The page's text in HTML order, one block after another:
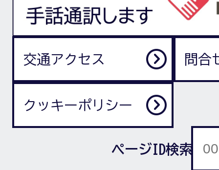
交通アクセス 問合
クッキーポリシー
ページID検索